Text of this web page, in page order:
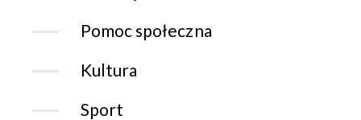
Pomoc społeczna
Kultura
Sport